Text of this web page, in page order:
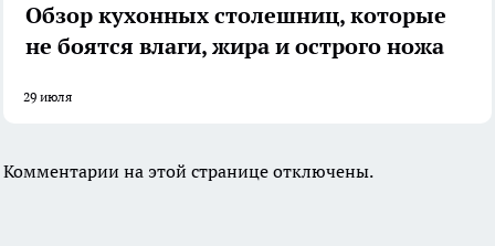
Обзор кухонных столешниц, которые
не боятся влаги, жира и острого ножа
29 июля
Комментарии на этой странице отключены.